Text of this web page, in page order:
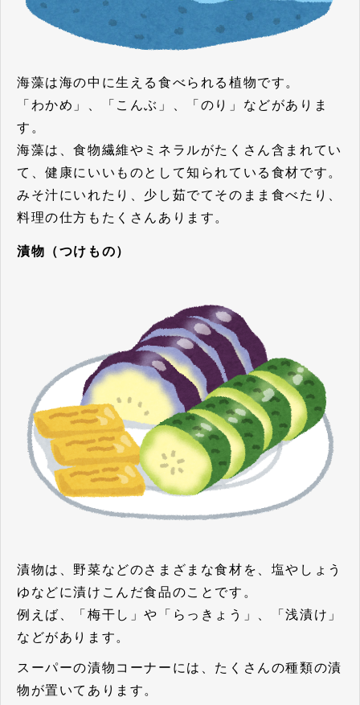
海藻は海の中に生える食べられる植物です。
「わかめ」、「こんぶ」、「のり」などがありま
す。
海藻は、食物繊維やミネラルがたくさん含まれてい
て、健康にいいものとして知られている食材です。
みそ汁にいれたり、少し茹でてそのまま食べたり、
料理の仕方もたくさんあります。
漬物（つけもの）
漬物は、野菜などのさまざまな食材を、塩やしょう
ゆなどに漬けこんだ食品のことです。
例えば、「梅干し」や「らっきょう」、「浅漬け」
などがあります。
スーパーの漬物コーナーには、たくさんの種類の漬
物が置いてあります。